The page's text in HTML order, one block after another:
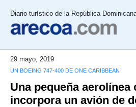
Diario turístico de la República
29 mayo, 2019
UN BOEING 747-400 DE ONE CARIBBEAN
Una pequeña aerolínea
incorpora un avión de